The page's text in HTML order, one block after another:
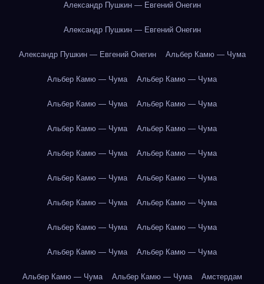
Александр Пушкин — Евгений Онегин
Александр Пушкин — Евгений Онегин
Александр Пушкин — Евгений Онегин Альбер Камю — Чума
Альбер Камю — Чума Альбер Камю — Чума
Альбер Камю — Чума Альбер Камю — Чума
Альбер Камю — Чума Альбер Камю — Чума
Альбер Камю — Чума Альбер Камю — Чума
Альбер Камю — Чума Альбер Камю — Чума
Альбер Камю — Чума Альбер Камю — Чума
Альбер Камю — Чума Альбер Камю — Чума
Альбер Камю — Чума Альбер Камю — Чума
Альбер Камю — Чума Альбер Камю — Чума Амстердам